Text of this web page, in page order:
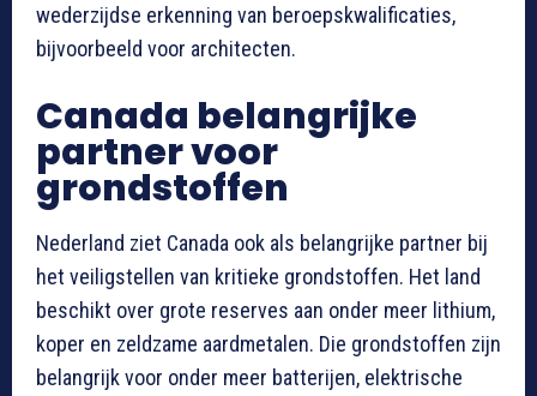
wederzijdse erkenning van beroepskwalificaties,
bijvoorbeeld voor architecten.
Canada belangrijke
partner voor
grondstoffen
Nederland ziet Canada ook als belangrijke partner bij
het veiligstellen van kritieke grondstoffen. Het land
beschikt over grote reserves aan onder meer lithium,
koper en zeldzame aardmetalen. Die grondstoffen zijn
belangrijk voor onder meer batterijen, elektrische